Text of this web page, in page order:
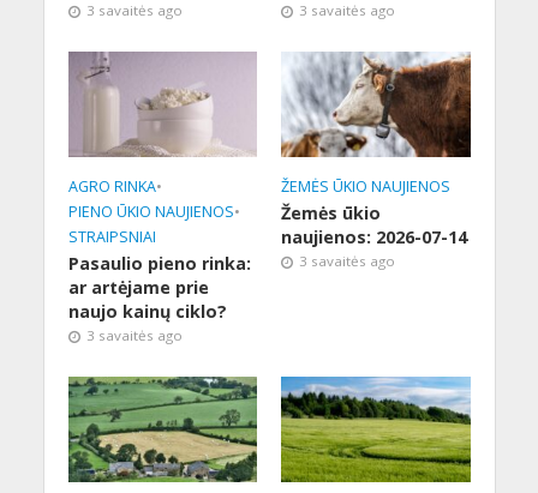
3 savaitės ago 3 savaitės ago
AGRO RINKA•
PIENO ŪKIO NAUJIENOS•
STRAIPSNIAI
Pasaulio pieno rinka:
ar artėjame prie
naujo kainų ciklo?
3 savaitės ago
ŽEMĖS ŪKIO NAUJIENOS
Žemės ūkio
naujienos: 2026-07-14
3 savaitės ago